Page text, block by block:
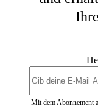
Mit dem Abonnement